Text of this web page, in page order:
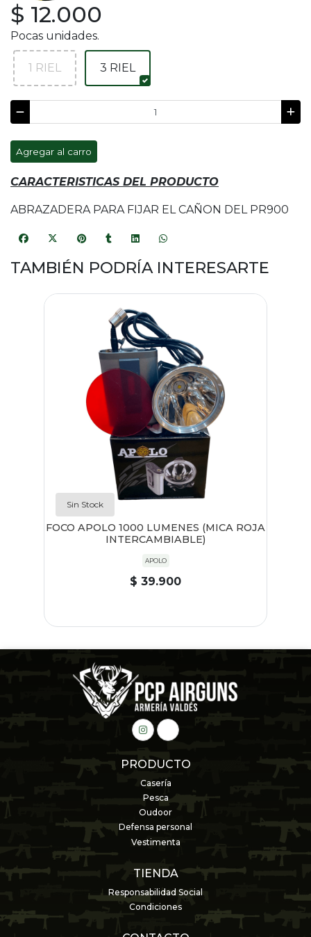
$ 12.000
Pocas unidades.
1 RIEL 3 RIEL
Agregar al carro
CARACTERISTICAS DEL PRODUCTO
ABRAZADERA PARA FIJAR EL CAÑON DEL PR900
TAMBIÉN PODRÍA INTERESARTE
Sin Stock
FOCO APOLO 1000 LUMENES (MICA ROJA
INTERCAMBIABLE)
APOLO
$ 39.900
PRODUCTO
Casería
Pesca
Oudoor
Defensa personal
Vestimenta
TIENDA
Responsabilidad Social
Condiciones